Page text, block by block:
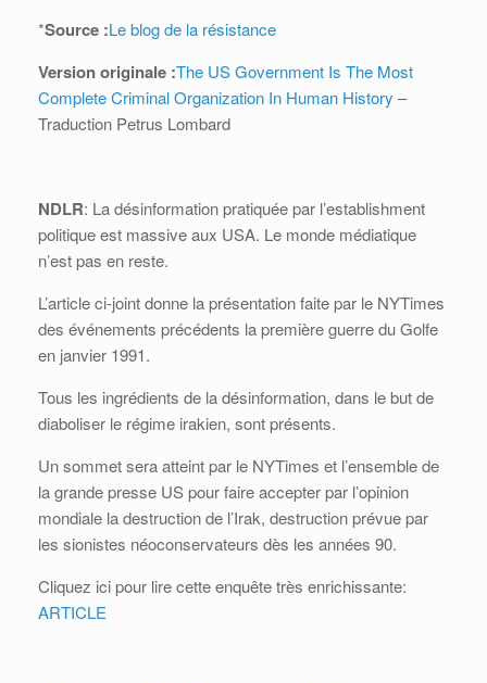
*Source :Le blog de la résistance
Version originale :The US Government Is The Most
Complete Criminal Organization In Human History –
Traduction Petrus Lombard
NDLR: La désinformation pratiquée par l’establishment
politique est massive aux USA. Le monde médiatique
n’est pas en reste.
L’article ci-joint donne la présentation faite par le NYTimes
des événements précédents la première guerre du Golfe
en janvier 1991.
Tous les ingrédients de la désinformation, dans le but de
diaboliser le régime irakien, sont présents.
Un sommet sera atteint par le NYTimes et l’ensemble de
la grande presse US pour faire accepter par l’opinion
mondiale la destruction de l’Irak, destruction prévue par
les sionistes néoconservateurs dès les années 90.
Cliquez ici pour lire cette enquête très enrichissante:
ARTICLE